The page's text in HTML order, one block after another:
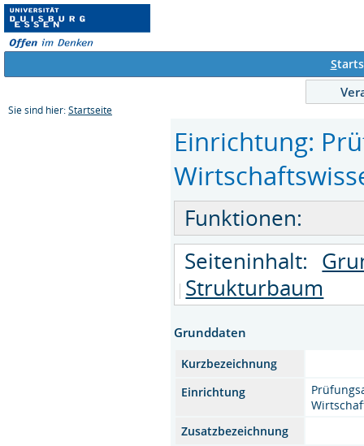
S
Sie sind hier: Startseite
Einrichtung:
Funktionen:
Seiteninhalt:
Strukturbaum
Grunddaten
Kurzbezeichnung
Einrichtung
Zusatzbezeichnung